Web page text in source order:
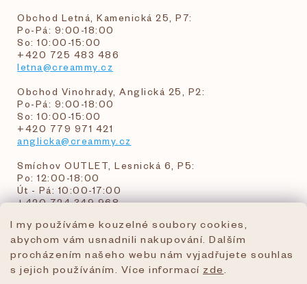
I my používáme kouzelné soubory cookies,
abychom vám usnadnili nakupování. Dalším
procházením našeho webu nám vyjadřujete souhlas
s jejich používáním. Více informací zde
Obchod Letná, Kamenická 25, P7:
Po-Pá: 9:00-18:00
So: 10:00-15:00
+420 725 483 486
letna@creammy.cz
Obchod Vinohrady, Anglická 25, P2:
Po-Pá: 9:00-18:00
So: 10:00-15:00
+420 779 971 421
anglicka@creammy.cz
Smíchov OUTLET, Lesnická 6, P5:
Po: 12:00-18:00
Út - Pá: 10:00-17:00
+420 724 349 968
objednavky@creammy.cz
tel:+420 724 349 968